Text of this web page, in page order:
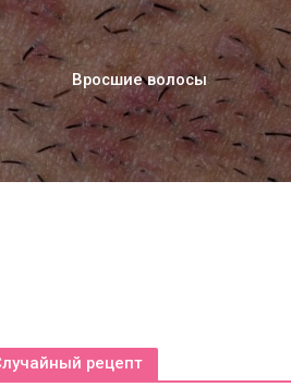
Вросшие волосы
рецепт